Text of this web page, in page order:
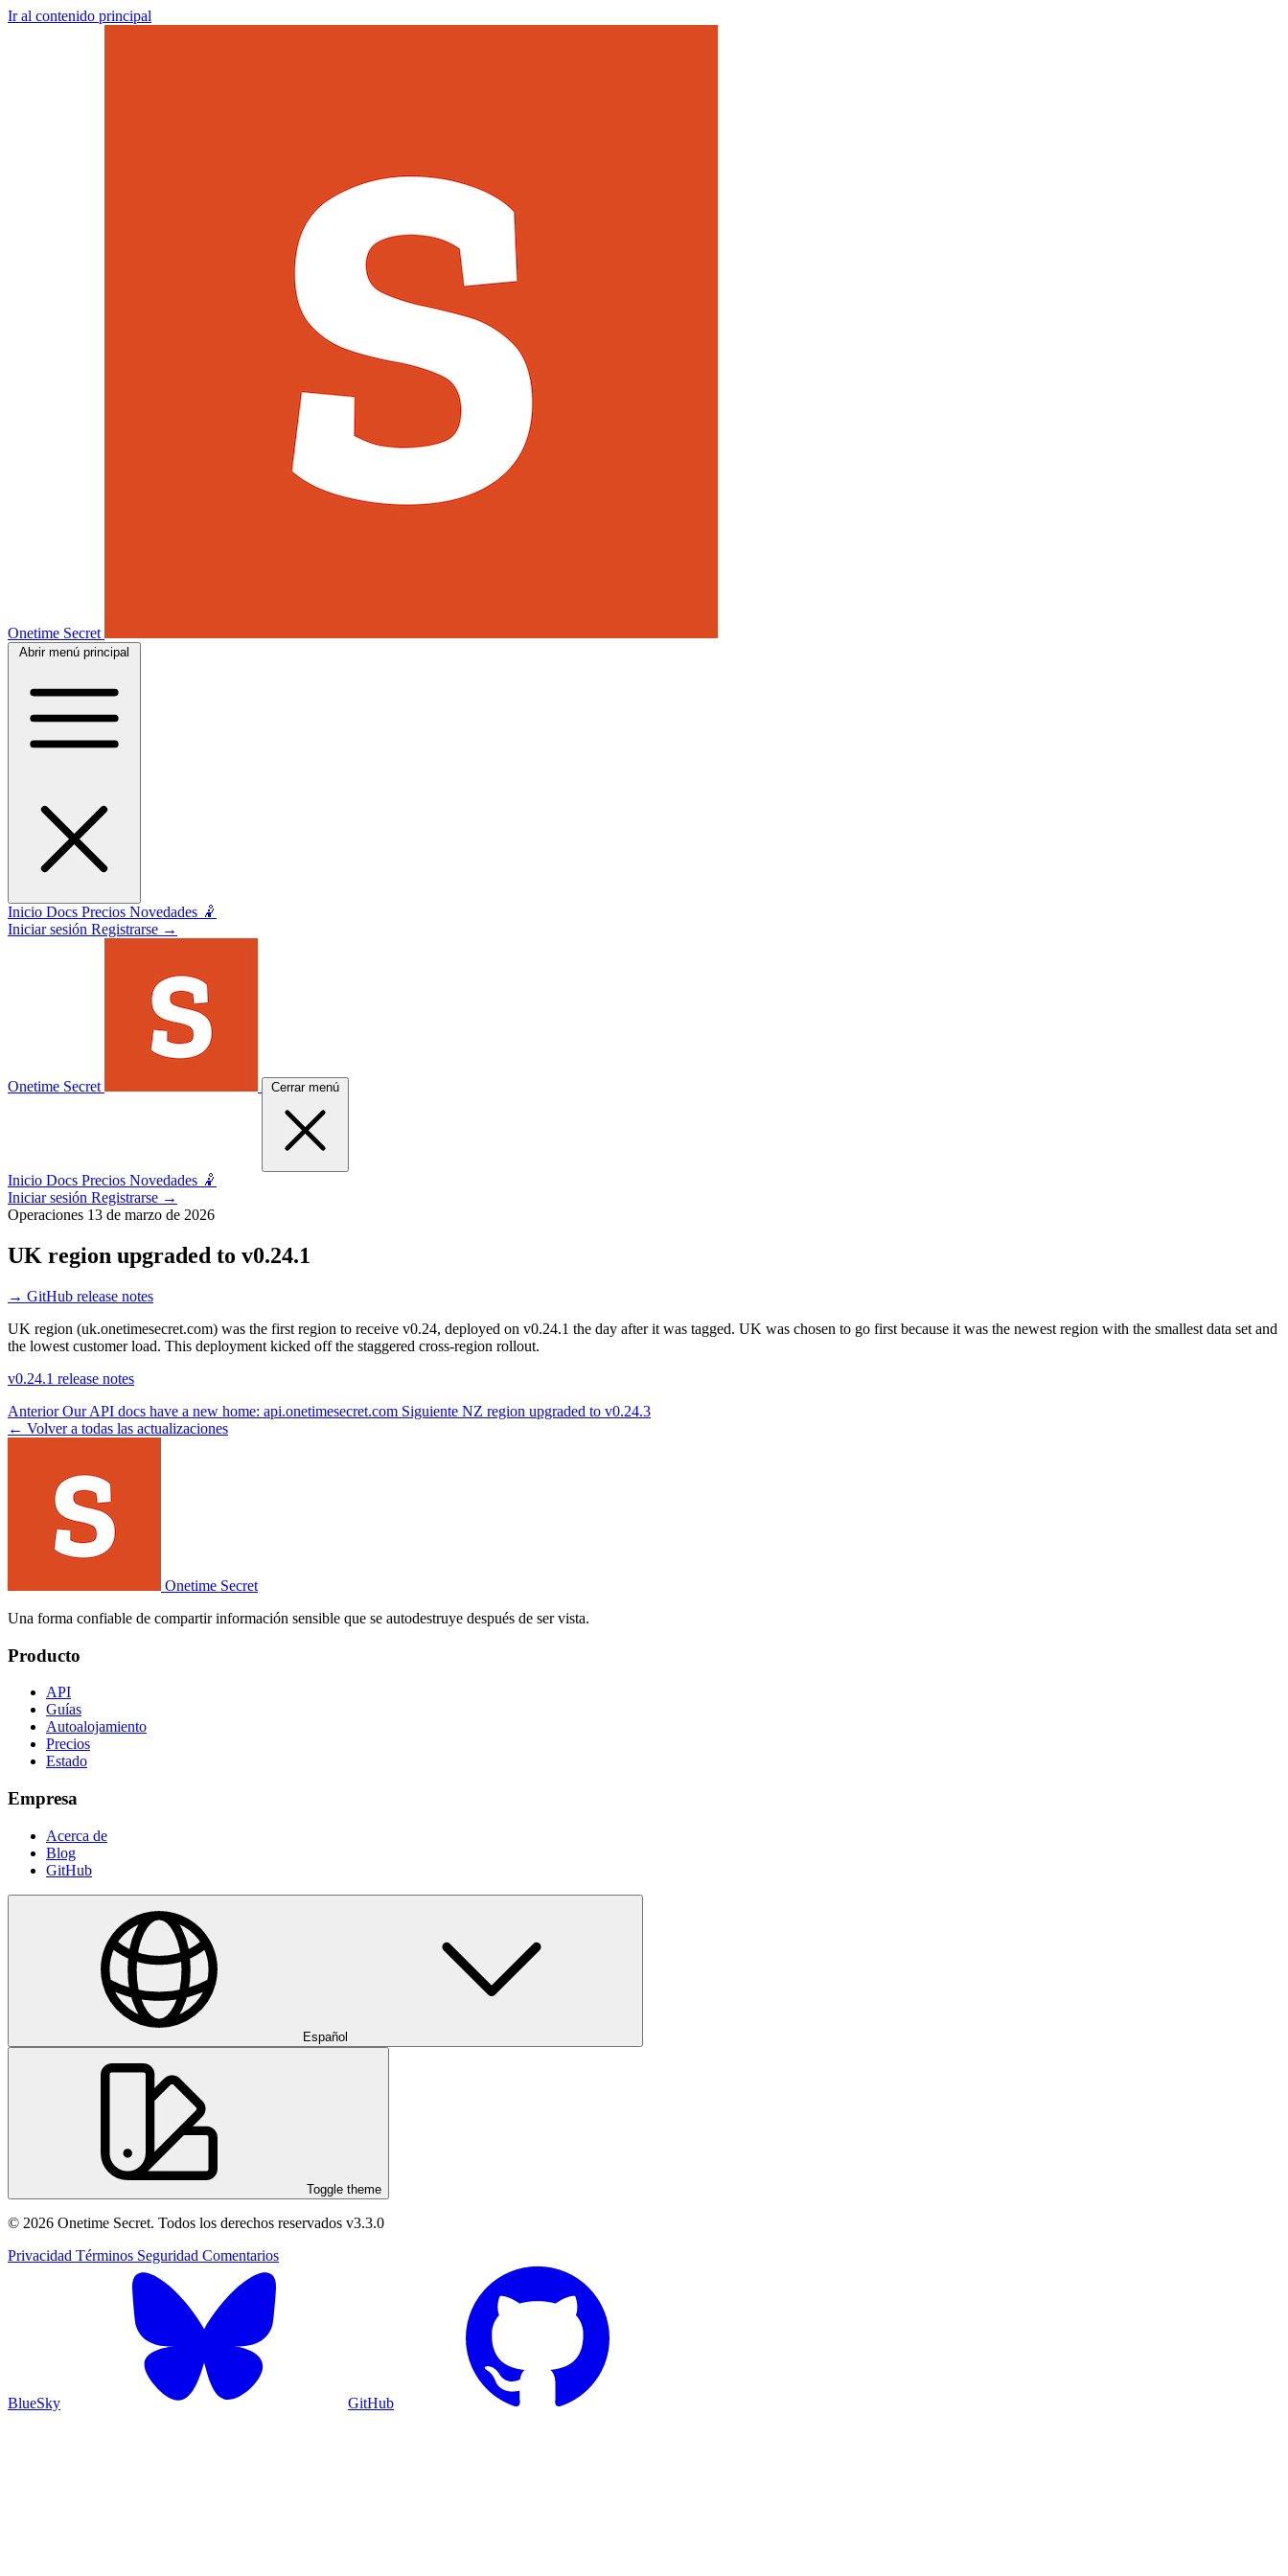
Ir al contenido principal
Onetime Secret
Abrir menú principal
Inicio Docs Precios Novedades 🤾
Iniciar sesión Registrarse →
Onetime Secret Cerrar menú
Inicio Docs Precios Novedades 🤾
Iniciar sesión Registrarse →
Operaciones 13 de marzo de 2026
UK region upgraded to v0.24.1
→ GitHub release notes
UK region (uk.onetimesecret.com) was the first region to receive v0.24, deployed on v0.24.1 the day after it was tagged. UK was chosen to go first because it was the newest region with the smallest data set and
the lowest customer load. This deployment kicked off the staggered cross-region rollout.
v0.24.1 release notes
AnteriorOur API docs have a new home: api.onetimesecret.com Siguiente NZ region upgraded to v0.24.3
← Volver a todas las actualizaciones
Onetime Secret
Una forma confiable de compartir información sensible que se autodestruye después de ser vista.
Producto
API
Guías
Autoalojamiento
Precios
Estado
Empresa
Acerca de
Blog
GitHub
Español
Toggle theme
© 2026 Onetime Secret. Todos los derechos reservados v3.3.0
Privacidad Términos Seguridad Comentarios
BlueSky GitHub